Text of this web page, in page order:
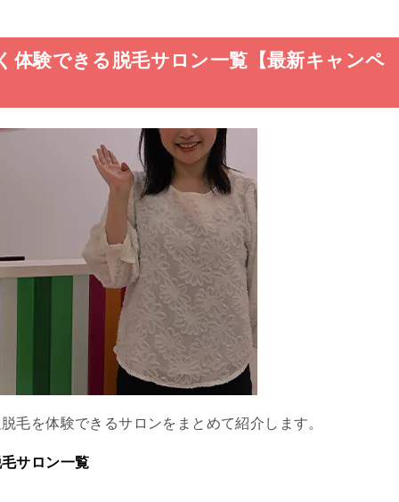
体験できる脱毛サロン一覧【最新キャンペ
毛を体験できるサロンをまとめて紹介します。
サロン一覧